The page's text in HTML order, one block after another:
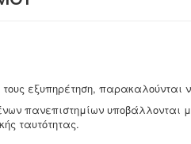
τους εξυπηρέτηση,
πανεπιστημίων
ταυτότητας.